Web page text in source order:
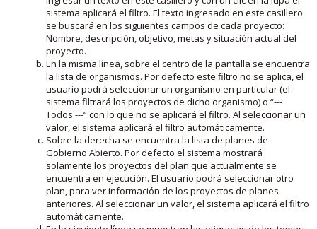
sistema aplicará el filtro. El texto ingresado en este casillero
se buscará en los siguientes campos de cada proyecto:
Nombre, descripción, objetivo, metas y situación actual del
proyecto.
En la misma línea, sobre el centro de la pantalla se encuentra
la lista de organismos. Por defecto este filtro no se aplica, el
usuario podrá seleccionar un organismo en particular (el
sistema filtrará los proyectos de dicho organismo) o “---
Todos ---“ con lo que no se aplicará el filtro. Al seleccionar un
valor, el sistema aplicará el filtro automáticamente.
Sobre la derecha se encuentra la lista de planes de
Gobierno Abierto. Por defecto el sistema mostrará
solamente los proyectos del plan que actualmente se
encuentra en ejecución. El usuario podrá seleccionar otro
plan, para ver información de los proyectos de planes
anteriores. Al seleccionar un valor, el sistema aplicará el filtro
automáticamente.